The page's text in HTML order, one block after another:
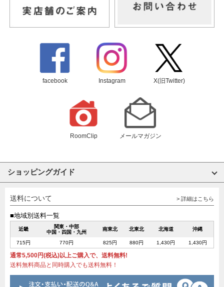
facebook Instagram X(旧Twitter)
RoomClip メールマガジン
ショッピングガイド
送料について > 詳細はこちら
■地域別送料一覧
近畿
関東・中部
中国・四国・九州
南東北 北東北 北海道 沖縄
715円 770円 825円 880円 1,430円 1,430円
通常5,500円(税込)以上ご購入で、送料無料!
送料無料商品と同時購入でも送料無料！